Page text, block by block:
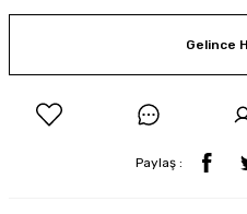
Gelince
Paylaş :